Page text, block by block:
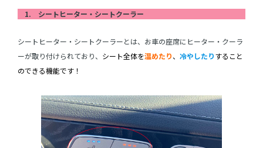
1. シートヒーター・シートクーラー
シートヒーター・シートクーラーとは、お車の座席にヒーター・クーラ
ーが取り付けられており、 シート全体を温めたり、 冷やしたりすること
のできる機能です！